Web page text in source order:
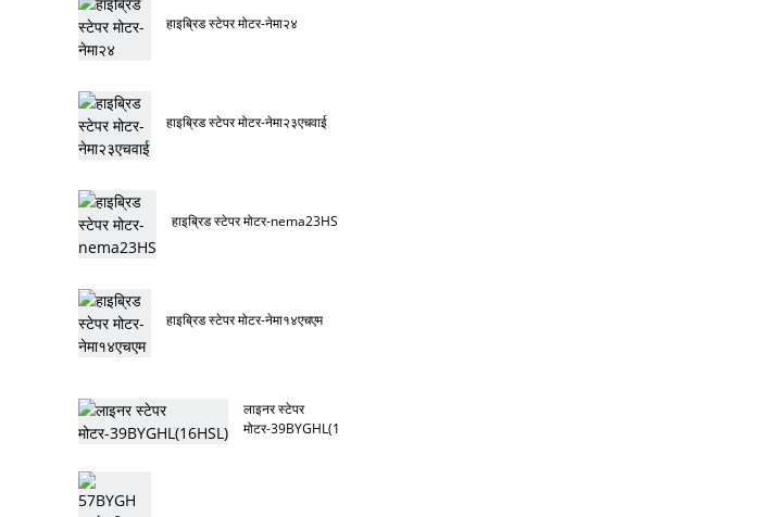
हाइब्रिड स्टेपर मोटर-नेमा२४
हाइब्रिड स्टेपर मोटर-नेमा२३एचवाई
हाइब्रिड स्टेपर मोटर-nema23HS
हाइब्रिड स्टेपर मोटर-नेमा१४एचएम
लाइनर स्टेपर
मोटर-39BYGHL(16HSL)